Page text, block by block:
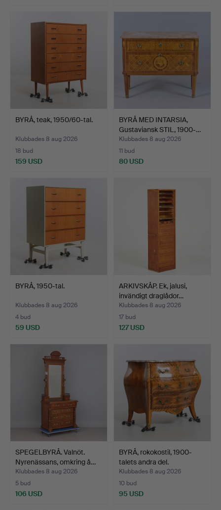
BYRÅ, teak, 1950/60-tal.
Klubbades 8 aug 2026
18 bud
159 USD
BYRÅ MED INTARSIA,
Gustaviansk STIL, 1900-…
Klubbades 8 aug 2026
11 bud
80 USD
BYRÅ, 1950-tal.
Klubbades 8 aug 2026
4 bud
59 USD
ARKIVSKÅP. Ek, jalusi,
invändigt draglådor…
Klubbades 8 aug 2026
17 bud
127 USD
SPEGELBYRÅ. Valnöt.
Nyrenässans, omkring å…
Klubbades 8 aug 2026
5 bud
106 USD
BYRÅ, rokokostil, 1900-
talets andra del.
Klubbades 8 aug 2026
10 bud
95 USD